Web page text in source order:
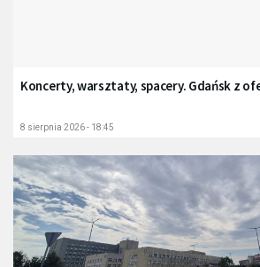
Koncerty, warsztaty, spacery. Gdańsk z
8 sierpnia 2026 - 18:45